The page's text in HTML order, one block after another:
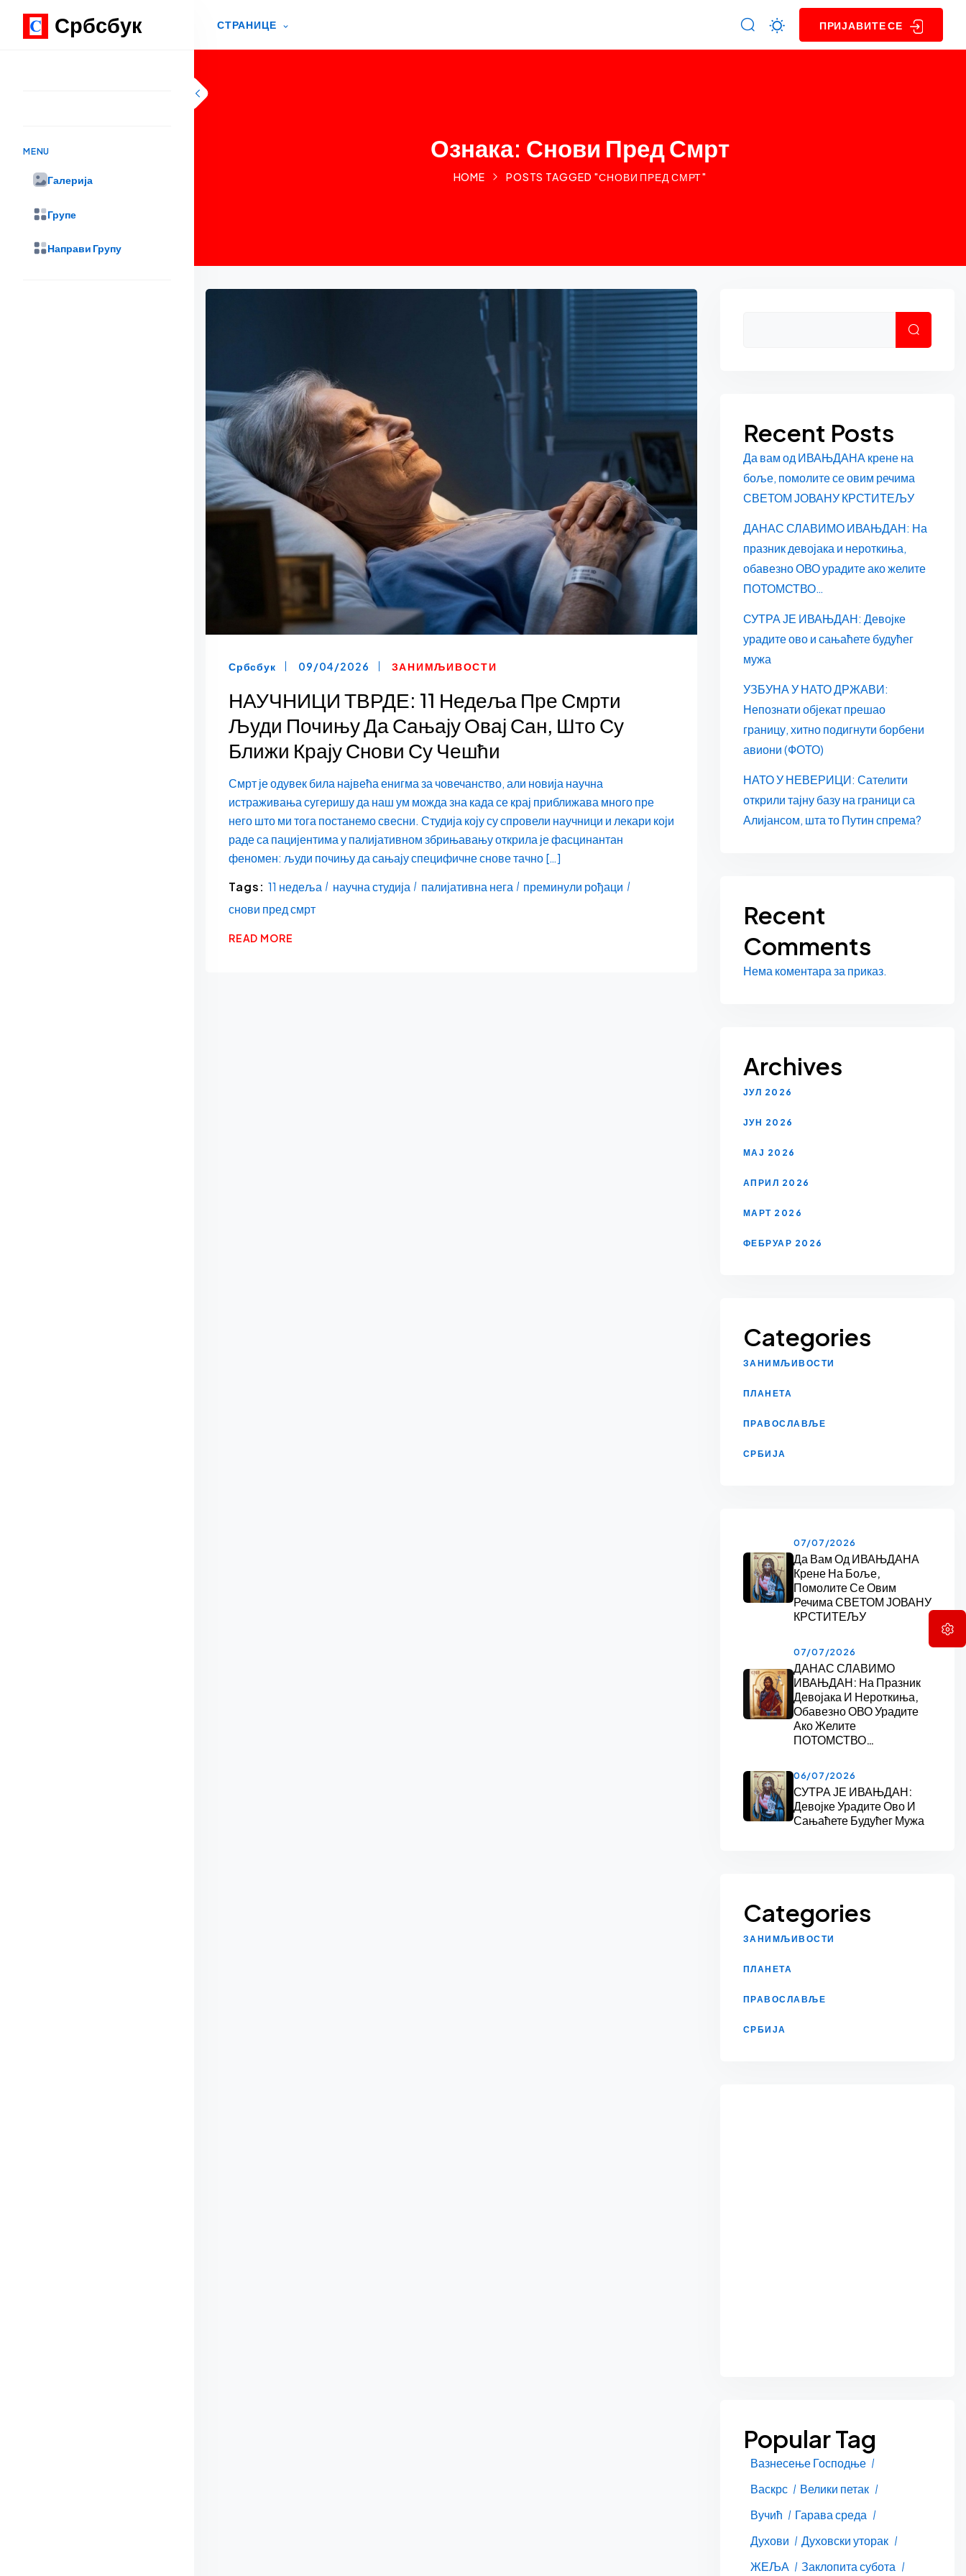
Србсбук
MENU
Галерија
Групе
Направи Групу
СТРАНИЦЕ ПРИЈАВИТЕ СЕ
Ознака: Снови Пред Смрт
HOME POSTS TAGGED "СНОВИ ПРЕД СМРТ"
Србсбук 09/04/2026 ЗАНИМЉИВОСТИ
НАУЧНИЦИ ТВРДЕ: 11 Недеља Пре Смрти
Људи Почињу Да Сањају Овај Сан, Што Су
Ближи Крају Снови Су Чешћи
Смрт је одувек била највећа енигма за човечанство, али новија научна
истраживања сугеришу да наш ум можда зна када се крај приближава много пре
него што ми тога постанемо свесни. Студија коју су спровели научници и лекари који
раде са пацијентима у палијативном збрињавању открила је фасцинантан
феномен: људи почињу да сањају специфичне снове тачно […]
Tags: 11 недеља научна студија палијативна нега
преминули рођаци
снови пред смрт
READ MORE
Recent Posts
Да вам од ИВАЊДАНА крене на
боље, помолите се овим речима
СВЕТОМ ЈОВАНУ КРСТИТЕЉУ
ДАНАС СЛАВИМО ИВАЊДАН: На
празник девојака и нероткиња,
обавезно ОВО урадите ако желите
ПОТОМСТВО…
СУТРА ЈЕ ИВАЊДАН: Девојке
урадите ово и сањаћете будућег
мужа
УЗБУНА У НАТО ДРЖАВИ:
Непознати објекат прешао
границу, хитно подигнути борбени
авиони (ФОТО)
НАТО У НЕВЕРИЦИ: Сателити
открили тајну базу на граници са
Алијансом, шта то Путин спрема?
Recent
Comments
Нема коментара за приказ.
Archives
ЈУЛ 2026
ЈУН 2026
МАЈ 2026
АПРИЛ 2026
МАРТ 2026
ФЕБРУАР 2026
Categories
ЗАНИМЉИВОСТИ
ПЛАНЕТА
ПРАВОСЛАВЉЕ
СРБИЈА
07/07/2026
Да Вам Од ИВАЊДАНА
Крене На Боље,
Помолите Се Овим
Речима СВЕТОМ ЈОВАНУ
КРСТИТЕЉУ
07/07/2026
ДАНАС СЛАВИМО
ИВАЊДАН: На Празник
Девојака И Нероткиња,
Обавезно ОВО Урадите
Ако Желите
ПОТОМСТВО…
06/07/2026
СУТРА ЈЕ ИВАЊДАН:
Девојке Урадите Ово И
Сањаћете Будућег Мужа
Categories
ЗАНИМЉИВОСТИ
ПЛАНЕТА
ПРАВОСЛАВЉЕ
СРБИЈА
Popular Tag
Вазнесење Господње
Васкрс
Велики петак
Вучић
Гарава среда
Духови
Духовски уторак
ЖЕЉА
Заклопита субота